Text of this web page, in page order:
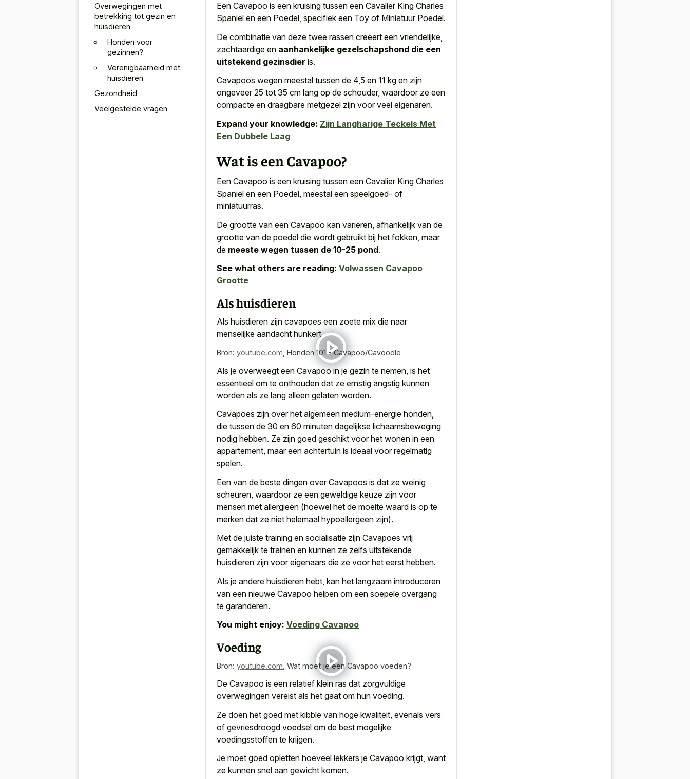
Overwegingen met
betrekking tot gezin en
huisdieren
Honden voor
gezinnen?
Verenigbaarheid met
huisdieren
Gezondheid
Veelgestelde vragen
Een Cavapoo is een kruising tussen een Cavalier King Charles
Spaniel en een Poedel, specifiek een Toy of Miniatuur Poedel.
De combinatie van deze twee rassen creëert een vriendelijke,
zachtaardige en aanhankelijke gezelschapshond die een
uitstekend gezinsdier is.
Cavapoos wegen meestal tussen de 4,5 en 11 kg en zijn
ongeveer 25 tot 35 cm lang op de schouder, waardoor ze een
compacte en draagbare metgezel zijn voor veel eigenaren.
Expand your knowledge: Zijn Langharige Teckels Met
Een Dubbele Laag
Wat is een Cavapoo?
Een Cavapoo is een kruising tussen een Cavalier King Charles
Spaniel en een Poedel, meestal een speelgoed- of
miniatuurras.
De grootte van een Cavapoo kan variëren, afhankelijk van de
grootte van de poedel die wordt gebruikt bij het fokken, maar
de meeste wegen tussen de 10-25 pond.
See what others are reading: Volwassen Cavapoo
Grootte
Als huisdieren
Als huisdieren zijn cavapoes een zoete mix die naar
menselijke aandacht hunkert.
Bron: youtube.com Honden 101 - Cavapoo/Cavoodle
Als je overweegt een Cavapoo in je gezin te nemen, is het
essentieel om te onthouden dat ze ernstig angstig kunnen
worden als ze lang alleen gelaten worden.
Cavapoes zijn over het algemeen medium-energie honden,
die tussen de 30 en 60 minuten dagelijkse lichaamsbeweging
nodig hebben. Ze zijn goed geschikt voor het wonen in een
appartement, maar een achtertuin is ideaal voor regelmatig
spelen.
Een van de beste dingen over Cavapoos is dat ze weinig
scheuren, waardoor ze een geweldige keuze zijn voor
mensen met allergieën (hoewel het de moeite waard is op te
merken dat ze niet helemaal hypoallergeen zijn).
Met de juiste training en socialisatie zijn Cavapoes vrij
gemakkelijk te trainen en kunnen ze zelfs uitstekende
huisdieren zijn voor eigenaars die ze voor het eerst hebben.
Als je andere huisdieren hebt, kan het langzaam introduceren
van een nieuwe Cavapoo helpen om een soepele overgang
te garanderen.
You might enjoy: Voeding Cavapoo
Voeding
Bron: youtube.com Wat moet je een Cavapoo voeden?
De Cavapoo is een relatief klein ras dat zorgvuldige
overwegingen vereist als het gaat om hun voeding.
Ze doen het goed met kibble van hoge kwaliteit, evenals vers
of gevriesdroogd voedsel om de best mogelijke
voedingsstoffen te krijgen.
Je moet goed opletten hoeveel lekkers je Cavapoo krijgt, want
ze kunnen snel aan gewicht komen.